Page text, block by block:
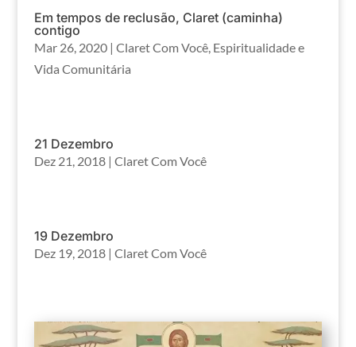
Em tempos de reclusão, Claret (caminha)
contigo
Mar 26, 2020| Claret Com Você, Espiritualidade e
Vida Comunitária
21 Dezembro
Dez 21, 2018| Claret Com Você
19 Dezembro
Dez 19, 2018| Claret Com Você